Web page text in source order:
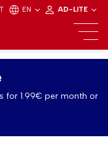
EN AD-LITE
for 1.99€ per month or